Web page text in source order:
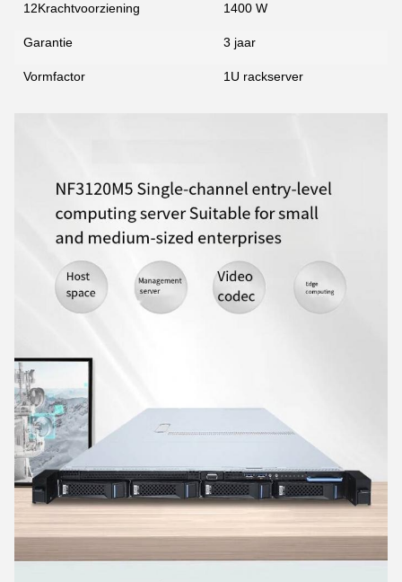
12Krachtvoorziening 1400 W
Garantie 3 jaar
Vormfactor 1U rackserver